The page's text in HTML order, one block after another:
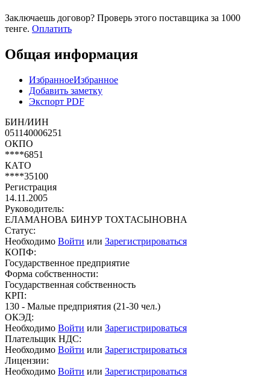
Заключаешь договор? Проверь этого поставщика за 1000
тенге. Оплатить
Общая информация
ИзбранноеИзбранное
Добавить заметку
Экспорт PDF
БИН/ИИН
051140006251
ОКПО
****6851
КАТО
****35100
Регистрация
14.11.2005
Руководитель:
ЕЛАМАНОВА БИНУР ТОХТАСЫНОВНА
Статус:
Необходимо Войти или Зарегистрироваться
КОПФ:
Государственное предприятие
Форма собственности:
Государственная собственность
КРП:
130 - Малые предприятия (21-30 чел.)
ОКЭД:
Необходимо Войти или Зарегистрироваться
Плательщик НДС:
Необходимо Войти или Зарегистрироваться
Лицензии:
Необходимо Войти или Зарегистрироваться